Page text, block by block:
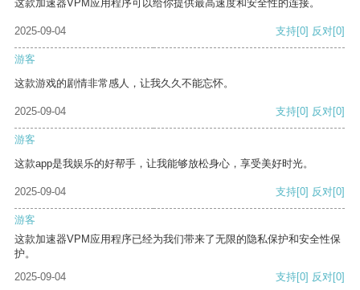
这款加速器VPM应用程序可以给你提供最高速度和安全性的连接。
2025-09-04 支持[0] 反对[0]
游客
这款游戏的剧情非常感人，让我久久不能忘怀。
2025-09-04 支持[0] 反对[0]
游客
这款app是我娱乐的好帮手，让我能够放松身心，享受美好时光。
2025-09-04 支持[0] 反对[0]
游客
这款加速器VPM应用程序已经为我们带来了无限的隐私保护和安全性保
护。
2025-09-04
支持[0] 反对[0]